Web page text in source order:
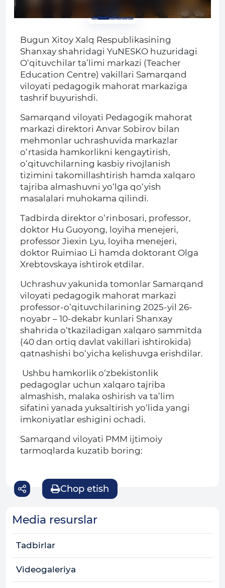
Bugun Xitoy Xalq Respublikasining
Shanxay shahridagi YuNESKO huzuridagi
O‘qituvchilar ta’limi markazi (Teacher
Education Centre) vakillari Samarqand
viloyati pedagogik mahorat markaziga
tashrif buyurishdi.
Samarqand viloyati Pedagogik mahorat
markazi direktori Anvar Sobirov bilan
mehmonlar uchrashuvida markazlar
o‘rtasida hamkorlikni kengaytirish,
o‘qituvchilarning kasbiy rivojlanish
tizimini takomillashtirish hamda xalqaro
tajriba almashuvni yo‘lga qo‘yish
masalalari muhokama qilindi.
Tadbirda direktor o‘rinbosari, professor,
doktor Hu Guoyong, loyiha menejeri,
professor Jiexin Lyu, loyiha menejeri,
doktor Ruimiao Li hamda doktorant Olga
Xrebtovskaya ishtirok etdilar.
Uchrashuv yakunida tomonlar Samarqand
viloyati pedagogik mahorat markazi
professor-o‘qituvchilarining 2025-yil 26-
noyabr – 10-dekabr kunlari Shanxay
shahrida o‘tkaziladigan xalqaro sammitda
(40 dan ortiq davlat vakillari ishtirokida)
qatnashishi bo‘yicha kelishuvga erishdilar.
Ushbu hamkorlik o‘zbekistonlik
pedagoglar uchun xalqaro tajriba
almashish, malaka oshirish va ta’lim
sifatini yanada yuksaltirish yo‘lida yangi
imkoniyatlar eshigini ochadi.
Samarqand viloyati PMM ijtimoiy
tarmoqlarda kuzatib boring:
Chop etish
Media resurslar
Tadbirlar
Videogaleriya